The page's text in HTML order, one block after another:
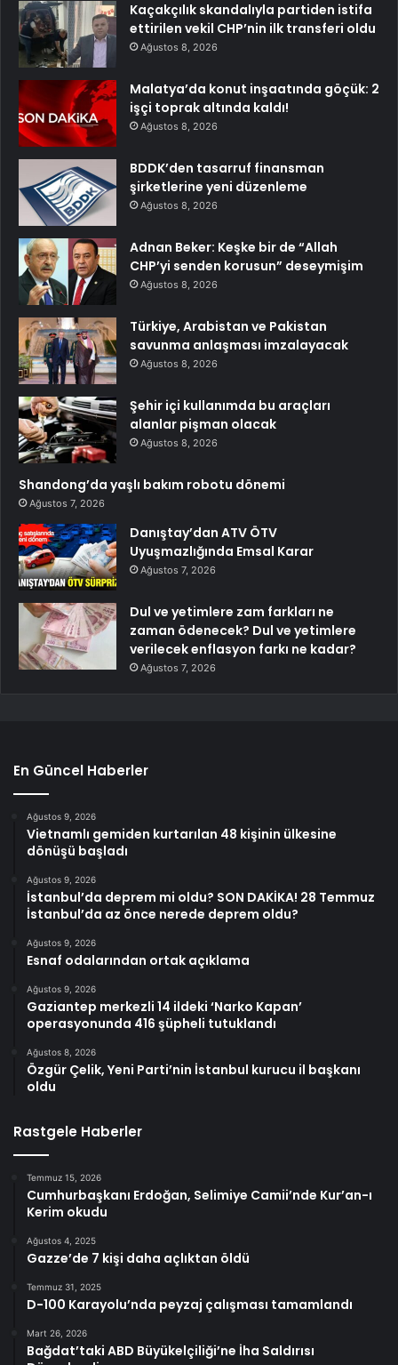
Kaçakçılık skandalıyla partiden istifa
ettirilen vekil CHP’nin ilk transferi oldu
Ağustos 8, 2026
Malatya’da konut inşaatında göçük: 2
işçi toprak altında kaldı!
Ağustos 8, 2026
BDDK’den tasarruf finansman
şirketlerine yeni düzenleme
Ağustos 8, 2026
Adnan Beker: Keşke bir de “Allah
CHP’yi senden korusun” deseymişim
Ağustos 8, 2026
Türkiye, Arabistan ve Pakistan
savunma anlaşması imzalayacak
Ağustos 8, 2026
Şehir içi kullanımda bu araçları
alanlar pişman olacak
Ağustos 8, 2026
Shandong’da yaşlı bakım robotu dönemi
Ağustos 7, 2026
Danıştay’dan ATV ÖTV
Uyuşmazlığında Emsal Karar
Ağustos 7, 2026
Dul ve yetimlere zam farkları ne
zaman ödenecek? Dul ve yetimlere
verilecek enflasyon farkı ne kadar?
Ağustos 7, 2026
En Güncel Haberler
Ağustos 9, 2026
Vietnamlı gemiden kurtarılan 48 kişinin ülkesine
dönüşü başladı
Ağustos 9, 2026
İstanbul’da deprem mi oldu? SON DAKİKA! 28 Temmuz
İstanbul’da az önce nerede deprem oldu?
Ağustos 9, 2026
Esnaf odalarından ortak açıklama
Ağustos 9, 2026
Gaziantep merkezli 14 ildeki ‘Narko Kapan’
operasyonunda 416 şüpheli tutuklandı
Ağustos 8, 2026
Özgür Çelik, Yeni Parti’nin İstanbul kurucu il başkanı
oldu
Rastgele Haberler
Temmuz 15, 2026
Cumhurbaşkanı Erdoğan, Selimiye Camii’nde Kur’an-ı
Kerim okudu
Ağustos 4, 2025
Gazze’de 7 kişi daha açlıktan öldü
Temmuz 31, 2025
D-100 Karayolu’nda peyzaj çalışması tamamlandı
Mart 26, 2026
Bağdat’taki ABD Büyükelçiliği’ne İha Saldırısı